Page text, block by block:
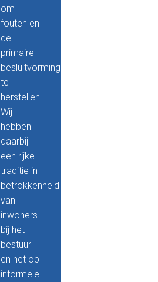
om
fouten en
de
primaire
besluitvorming
te
herstellen.
Wij
hebben
daarbij
een rijke
traditie in
betrokkenheid
van
inwoners
bij het
bestuur
en het op
informele